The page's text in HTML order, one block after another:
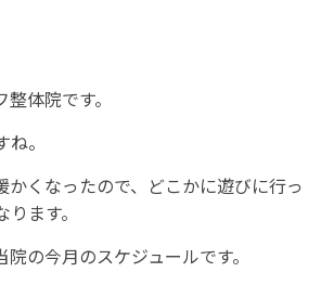
体院です。
。
かくなったので、どこかに遊びに行っ
ます。
の今月のスケジュールです。